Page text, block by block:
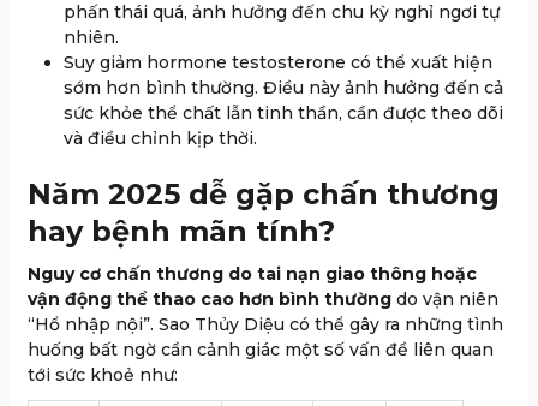
phấn thái quá, ảnh hưởng đến chu kỳ nghỉ ngơi tự
nhiên.
Suy giảm hormone testosterone có thể xuất hiện
sớm hơn bình thường. Điều này ảnh hưởng đến cả
sức khỏe thể chất lẫn tinh thần, cần được theo dõi
và điều chỉnh kịp thời.
Năm 2025 dễ gặp chấn thương
hay bệnh mãn tính?
Nguy cơ chấn thương do tai nạn giao thông hoặc
vận động thể thao cao hơn bình thường do vận niên
“Hổ nhập nội”. Sao Thủy Diệu có thể gây ra những tình
huống bất ngờ cần cảnh giác một số vấn đề liên quan
tới sức khoẻ như: